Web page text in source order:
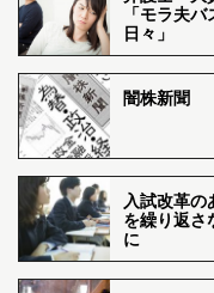
「モラ夫
日々」
闇株新聞
入試改革の
を繰り返さ
に